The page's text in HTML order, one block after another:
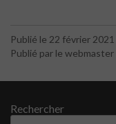
Publié le 22 février 2021
Publié par le webmaster
Rechercher